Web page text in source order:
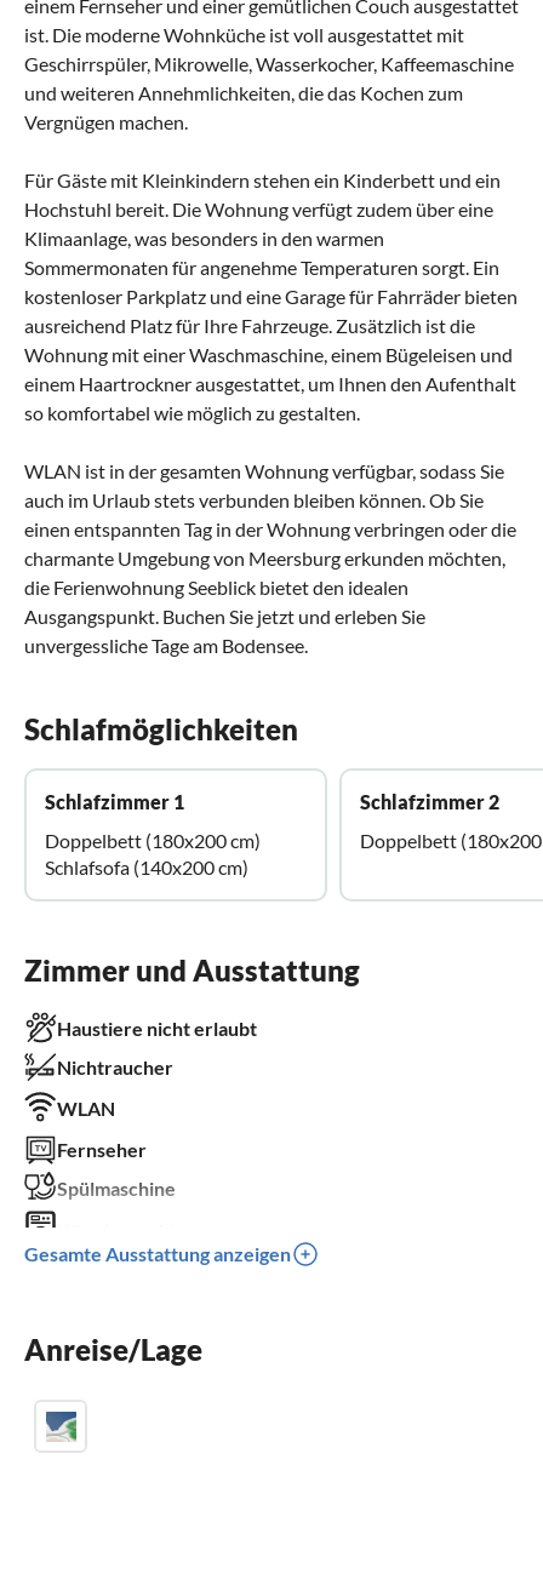
einem Fernseher und einer gemütlichen Couch ausgestattet
ist. Die moderne Wohnküche ist voll ausgestattet mit
Geschirrspüler, Mikrowelle, Wasserkocher, Kaffeemaschine
und weiteren Annehmlichkeiten, die das Kochen zum
Vergnügen machen.
Für Gäste mit Kleinkindern stehen ein Kinderbett und ein
Hochstuhl bereit. Die Wohnung verfügt zudem über eine
Klimaanlage, was besonders in den warmen
Sommermonaten für angenehme Temperaturen sorgt. Ein
kostenloser Parkplatz und eine Garage für Fahrräder bieten
ausreichend Platz für Ihre Fahrzeuge. Zusätzlich ist die
Wohnung mit einer Waschmaschine, einem Bügeleisen und
einem Haartrockner ausgestattet, um Ihnen den Aufenthalt
so komfortabel wie möglich zu gestalten.
WLAN ist in der gesamten Wohnung verfügbar, sodass Sie
auch im Urlaub stets verbunden bleiben können. Ob Sie
einen entspannten Tag in der Wohnung verbringen oder die
charmante Umgebung von Meersburg erkunden möchten,
die Ferienwohnung Seeblick bietet den idealen
Ausgangspunkt. Buchen Sie jetzt und erleben Sie
unvergessliche Tage am Bodensee.
Schlafmöglichkeiten
Schlafzimmer 1
Doppelbett (180x200 cm)
Schlafsofa (140x200 cm)
Schlafzimmer 2
Doppelbett (180x200
Zimmer und Ausstattung
Haustiere nicht erlaubt
Nichtraucher
WLAN
Fernseher
Spülmaschine
Parkplatz
Gesamte Ausstattung anzeigen
Anreise/Lage